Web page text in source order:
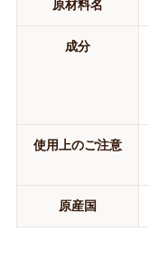
原材料名
成分
使用上のご注意
原産国